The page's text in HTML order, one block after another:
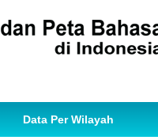
Data Per Wilayah